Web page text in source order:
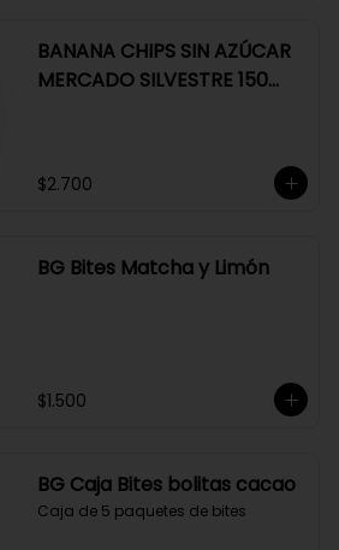
BANANA CHIPS SIN AZÚCAR
MERCADO SILVESTRE 150
$2.700
BG Bites Matcha y Limón
$1.500
BG Caja Bites bolitas cacao
Caja de 5 paquetes de bites